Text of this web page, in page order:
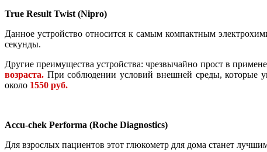
True Result Twist (Nipro)
Данное устройство относится к самым компактным
секунды.
Другие преимущества устройства: чрезвычайно прост в
возраста. При соблюдении условий внешней среды, которые
около 1550 руб.
Accu-chek Performa (Roche Diagnostics)
Для взрослых пациентов этот глюкометр для дома станет